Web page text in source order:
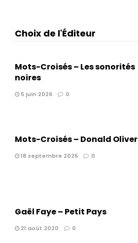
Choix de l'Éditeur
Mots-Croisés – Les sonorités
noires
5 juin 2026 0
Mots-Croisés – Donald Oliver
18 septembre 2025 0
Gaël Faye – Petit Pays
21 août 2020 0